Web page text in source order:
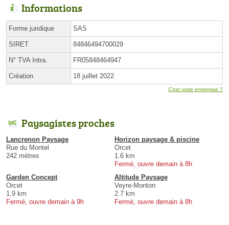
Informations
Forme juridique SAS
SIRET 84846494700029
N° TVA Intra. FR05848464947
Création 18 juillet 2022
C'est votre entreprise ?
Paysagistes proches
Lancrenon Paysage
Rue du Montel
242 mètres
Horizon paysage & piscine
Orcet
1.6 km
Fermé, ouvre demain à 8h
Garden Concept
Orcet
1.9 km
Fermé, ouvre demain à 9h
Altitude Paysage
Veyre-Monton
2.7 km
Fermé, ouvre demain à 8h